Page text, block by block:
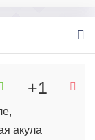
акула
+1